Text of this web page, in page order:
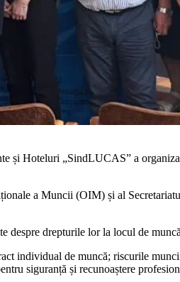
și Hoteluri „SindLUCAS” a
a Mun­cii (OIM) și al
drepturi­le lor la locul de
de muncă; riscurile muncii
siguranță și recunoaștere